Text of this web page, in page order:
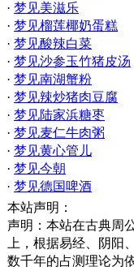
· 梦见美滋乐
· 梦见榴莲椰奶蛋糕
· 梦见酸辣白菜
· 梦见沙参玉竹猪皮汤
· 梦见南湖蟹粉
· 梦见辣炒猪肉豆腐
· 梦见陆家浜糖枣
· 梦见麦仁牛肉粥
· 梦见黄心管儿
· 梦见今朝
· 梦见德国啤酒
本站声明：
声明：本站在古典周
上，根据易经、阴阳
数千年的占测理论为